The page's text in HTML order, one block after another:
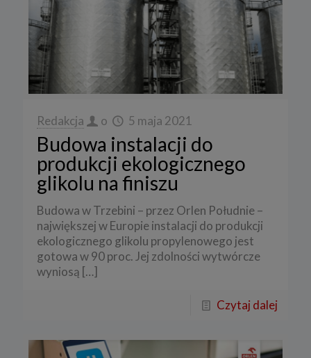
Redakcja o 5 maja 2021
Budowa instalacji do
produkcji ekologicznego
glikolu na finiszu
Budowa w Trzebini – przez Orlen Południe –
największej w Europie instalacji do produkcji
ekologicznego glikolu propylenowego jest
gotowa w 90 proc. Jej zdolności wytwórcze
wyniosą […]
Czytaj dalej